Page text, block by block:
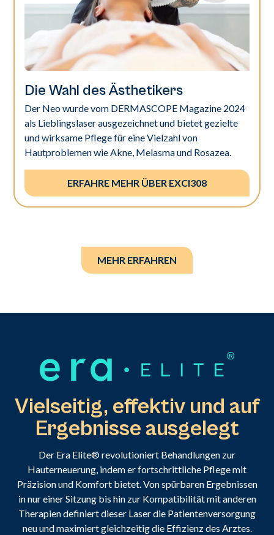
Die Wahl des Ästhetikers
Der Neo wurde vom DERMASCOPE Magazine 2024
als Lieblingslaser ausgezeichnet und bietet gezielte
und wirksame Pflege für eine Vielzahl von
Hautproblemen wie Akne, Melasma und Rosazea.
ERFAHRE MEHR ÜBER EXCI308
MEHR ERFAHREN
Vielseitig, effektiv und auf
Ergebnisse ausgelegt
Der Era Elite® revolutioniert Behandlungen zur
Hauterneuerung, indem er fortschrittliche Pflege mit
Präzision und Komfort bietet. Von spürbaren Ergebnissen
in nur einer Sitzung bis hin zur Kompatibilität mit anderen
Therapien definiert dieser Laser die Patientenversorgung
neu und maximiert gleichzeitig die Effizienz des Arztes.